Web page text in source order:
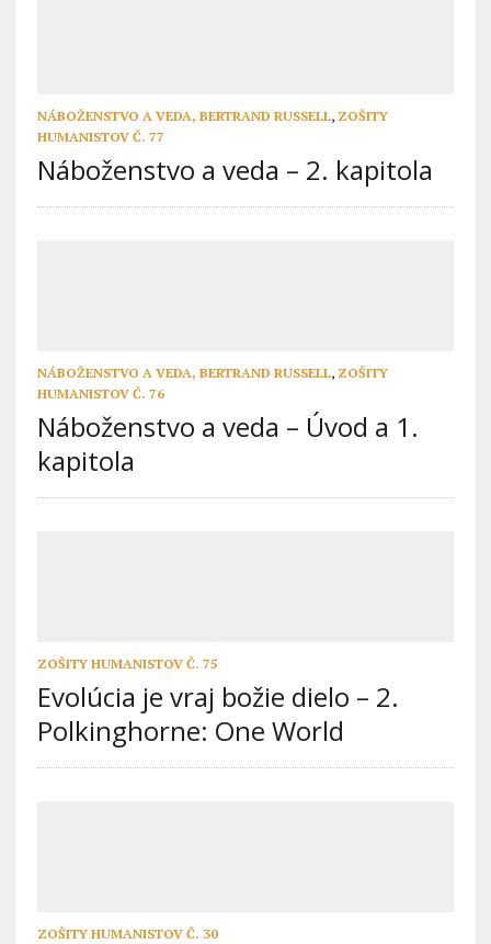
NÁBOŽENSTVO A VEDA, BERTRAND RUSSELL, ZOŠITY
HUMANISTOV Č. 77
Náboženstvo a veda – 2. kapitola
NÁBOŽENSTVO A VEDA, BERTRAND RUSSELL, ZOŠITY
HUMANISTOV Č. 76
Náboženstvo a veda – Úvod a 1.
kapitola
ZOŠITY HUMANISTOV Č. 75
Evolúcia je vraj božie dielo – 2.
Polkinghorne: One World
ZOŠITY HUMANISTOV Č. 30